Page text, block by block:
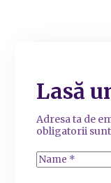
Lasă
Adresa ta de
obligatorii